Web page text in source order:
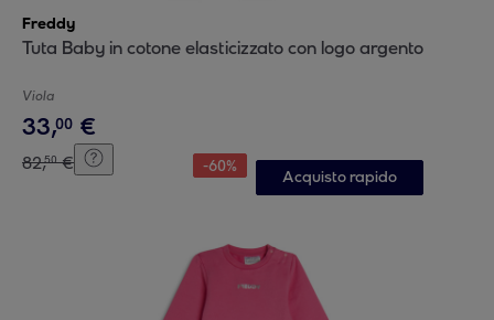
Freddy
Tuta Baby in cotone elasticizzato con logo argento
Viola
33,00 €
82,50 € -60%
Acquisto rapido